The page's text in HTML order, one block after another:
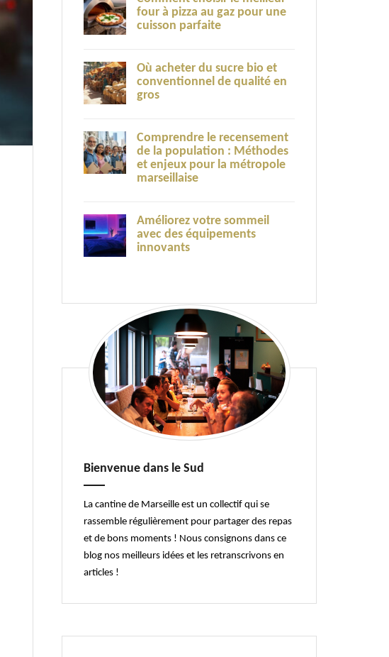
four à pizza au gaz pour une
cuisson parfaite
Où acheter du sucre bio et
conventionnel de qualité en
gros
Comprendre le recensement
de la population : Méthodes
et enjeux pour la métropole
marseillaise
Améliorez votre sommeil
avec des équipements
innovants
Bienvenue dans le Sud
La cantine de Marseille est un collectif qui se
rassemble régulièrement pour partager des repas
et de bons moments ! Nous consignons dans ce
blog nos meilleurs idées et les retranscrivons en
articles !